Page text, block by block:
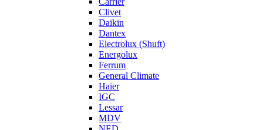
Clivet
Daikin
Dantex
Electrolux (Shuft)
Energolux
Ferrum
General Climate
Haier
IGC
Lessar
MDV